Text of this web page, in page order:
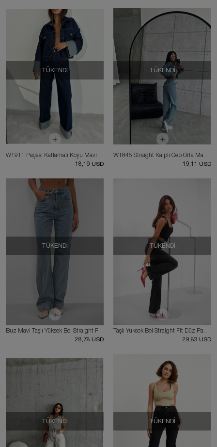
TÜKENDI
W1911 Paçası Katlamalı Koyu Mavi Kadın Palazzo Jean
18,19 USD
TÜKENDI
W1845 Straight Kalpli Cep Orta Mavi Jean
19,11 USD
TÜKENDI
Buz Mavi Taşlı Yüksek Bel Straight Fit Düz Paça Kadın Kot Pantolon
28,78 USD
TÜKENDI
Taşlı Yüksek Bel Straight Fit Düz Paça Antrasit Kadın Kot Pantolon
29,83 USD
TÜKENDI TÜKENDI